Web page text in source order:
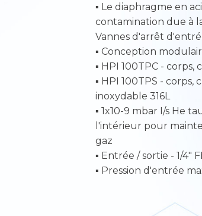
▪ Le diaphragme en
contamination due à
Vannes d'arrêt
▪ Conception
▪ HPI 100TPC -
▪ HPI 100TPS - corps,
inoxydable 316L
▪ 1x10-9 mbar I/s He
l'intérieur pour
gaz
▪ Entrée / sortie - 1/4"
▪ Pression d'entrée